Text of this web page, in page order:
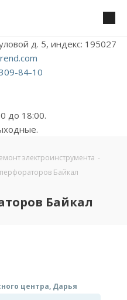
д. 5, индекс: 195027
84-10
до 18:00.
электроинструмента -
Байкал
Байкал
центра, Дарья